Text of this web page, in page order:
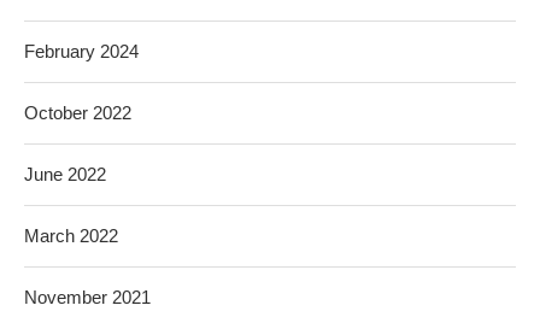
February 2024
October 2022
June 2022
March 2022
November 2021